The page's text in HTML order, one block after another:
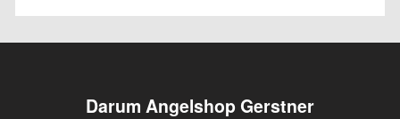
Darum Angelshop Gerstner